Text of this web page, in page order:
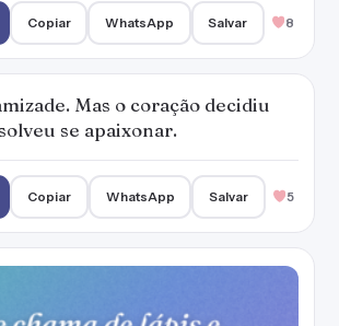
Copiar WhatsApp Salvar 8
Mas o coração decidiu
se apaixonar.
Copiar WhatsApp Salvar 5